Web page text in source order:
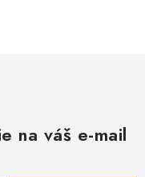
na váš e-mail